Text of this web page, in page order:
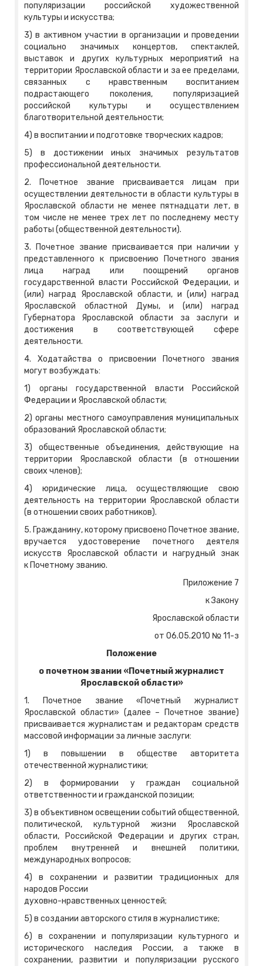
популяризации российской художественной
культуры и искусства;
3) в активном участии в организации и проведении
социально значимых концертов, спектаклей,
выставок и других культурных мероприятий на
территории Ярославской области и за ее пределами,
связанных с нравственным воспитанием
подрастающего поколения, популяризацией
российской культуры и осуществлением
благотворительной деятельности;
4) в воспитании и подготовке творческих кадров;
5) в достижении иных значимых результатов
профессиональной деятельности.
2. Почетное звание присваивается лицам при
осуществлении деятельности в области культуры в
Ярославской области не менее пятнадцати лет, в
том числе не менее трех лет по последнему месту
работы (общественной деятельности).
3. Почетное звание присваивается при наличии у
представленного к присвоению Почетного звания
лица наград или поощрений органов
государственной власти Российской Федерации, и
(или) наград Ярославской области, и (или) наград
Ярославской областной Думы, и (или) наград
Губернатора Ярославской области за заслуги и
достижения в соответствующей сфере
деятельности.
4. Ходатайства о присвоении Почетного звания
могут возбуждать:
1) органы государственной власти Российской
Федерации и Ярославской области;
2) органы местного самоуправления муниципальных
образований Ярославской области;
3) общественные объединения, действующие на
территории Ярославской области (в отношении
своих членов);
4) юридические лица, осуществляющие свою
деятельность на территории Ярославской области
(в отношении своих работников).
5. Гражданину, которому присвоено Почетное звание,
вручается удостоверение почетного деятеля
искусств Ярославской области и нагрудный знак
к Почетному званию.
Приложение 7
к Закону
Ярославской области
от 06.05.2010 № 11-з
Положение
о почетном звании «Почетный журналист
Ярославской области»
1. Почетное звание «Почетный журналист
Ярославской области» (далее – Почетное звание)
присваивается журналистам и редакторам средств
массовой информации за личные заслуги:
1) в повышении в обществе авторитета
отечественной журналистики;
2) в формировании у граждан социальной
ответственности и гражданской позиции;
3) в объективном освещении событий общественной,
политической, культурной жизни Ярославской
области, Российской Федерации и других стран,
проблем внутренней и внешней политики,
международных вопросов;
4) в сохранении и развитии традиционных для
народов России
духовно-нравственных ценностей;
5) в создании авторского стиля в журналистике;
6) в сохранении и популяризации культурного и
исторического наследия России, а также в
сохранении, развитии и популяризации русского